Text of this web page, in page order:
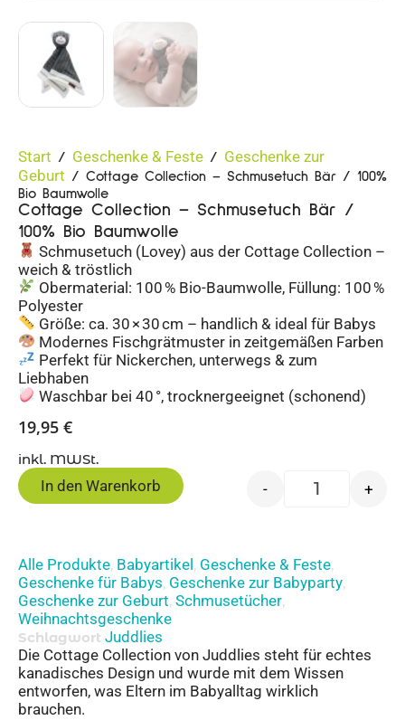
Start / Geschenke & Feste / Geschenke zur
Geburt / Cottage Collection – Schmusetuch Bär / 100%
Bio Baumwolle
Cottage Collection – Schmusetuch Bär /
100% Bio Baumwolle
Schmusetuch (Lovey) aus der Cottage Collection –
weich & tröstlich
Obermaterial: 100 % Bio-Baumwolle, Füllung: 100 %
Polyester
Größe: ca. 30 × 30 cm – handlich & ideal für Babys
Modernes Fischgrätmuster in zeitgemäßen Farben
Perfekt für Nickerchen, unterwegs & zum
Liebhaben
Waschbar bei 40 °, trocknergeeignet (schonend)
19,95 €
inkl. MWSt.
- +
In den Warenkorb
Alle Produkte, Babyartikel , Geschenke & Feste,
Geschenke für Babys, Geschenke zur Babyparty,
Geschenke zur Geburt, Schmusetücher,
Weihnachtsgeschenke
Schlagwort Juddlies
Die Cottage Collection von Juddlies steht für echtes
kanadisches Design und wurde mit dem Wissen
entworfen, was Eltern im Babyalltag wirklich
brauchen.